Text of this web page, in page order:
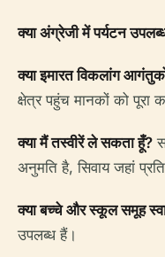
क्या अंग्रेजी में पर्यटन
क्या इमारत विकलांग
क्षेत्र पहुंच मानकों को पूरा
क्या मैं तस्वीरें ले सकता हूँ?
अनुमति है, सिवाय जहां
क्या बच्चे और स्कूल समूह
उपलब्ध हैं।